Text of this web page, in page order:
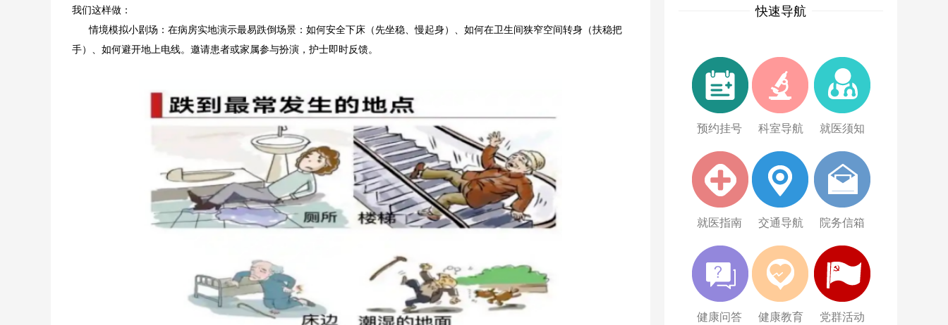
快速导航
预约挂号 科室导航 就医须知
就医指南 交通导航 院务信箱
健康问答 健康教育 党群活动
我们这样做：
情境模拟小剧场：在病房实地演示最易跌倒场景：如何安全下床（先坐稳、慢起身）、如何在卫生间狭窄空间转身（扶稳把
手）、如何避开地上电线。邀请患者或家属参与扮演，护士即时反馈。